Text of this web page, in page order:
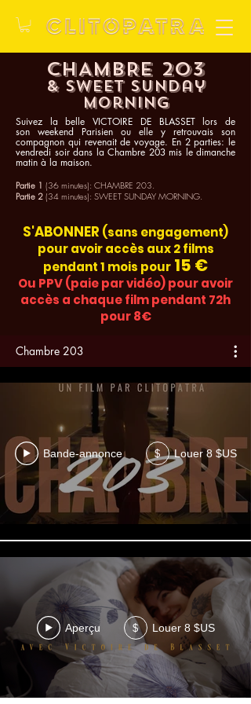
CHAMBRE 203
& sweet Sunday
morning
Suivez la belle VICTOIRE DE BLASSET lors de
son weekend Parisien ou elle y retrouvais son
compagnon qui revenait de voyage. En 2 parties: le
vendredi soir dans la Chambre 203 mis le dimanche
matin à la maison.
Partie 1 (36 minutes): CHAMBRE 203.
Partie 2 (34 minutes): SWEET SUNDAY MORNING.
S'ABONNER (sans engagement)
pour avoir accès aux 2 films
pendant 1 mois pour 15 €
Ou PPV (paie par vidéo) pour avoir
accès a chaque film pendant 72h
pour 8€
Chambre 203
Bande-annonce $ Louer 8 $US
Aperçu $ Louer 8 $US